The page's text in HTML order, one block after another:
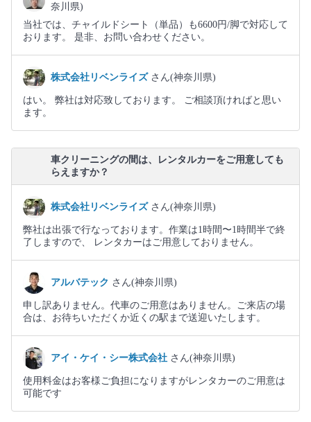
奈川県)
当社では、チャイルドシート（単品）も6600円/脚で対応して
おります。 是非、お問い合わせください。
株式会社リベンライズ さん(神奈川県)
はい。 弊社は対応致しております。 ご相談頂ければと思い
ます。
車クリーニングの間は、レンタルカーをご用意しても
らえますか？
株式会社リベンライズ さん(神奈川県)
弊社は出張で行なっております。作業は1時間〜1時間半で終
了しますので、 レンタカーはご用意しておりません。
アルバテック さん(神奈川県)
申し訳ありません。代車のご用意はありません。ご来店の場
合は、お待ちいただくか近くの駅まで送迎いたします。
アイ・ケイ・シー株式会社 さん(神奈川県)
使用料金はお客様ご負担になりますがレンタカーのご用意は
可能です